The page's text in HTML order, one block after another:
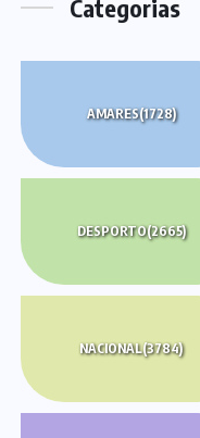
Categorias
AMARES(1728)
DESPORTO(2665)
NACIONAL(3784)